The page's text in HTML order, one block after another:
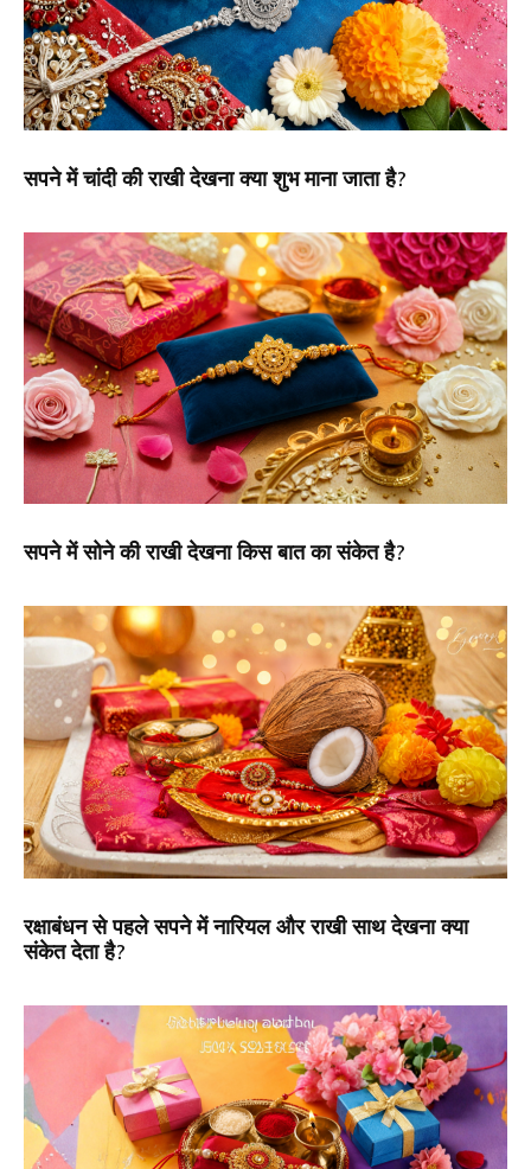
सपने में चांदी की राखी देखना क्या शुभ माना जाता है?
सपने में सोने की राखी देखना किस बात का संकेत है?
रक्षाबंधन से पहले सपने में नारियल और राखी साथ देखना क्या
संकेत देता है?